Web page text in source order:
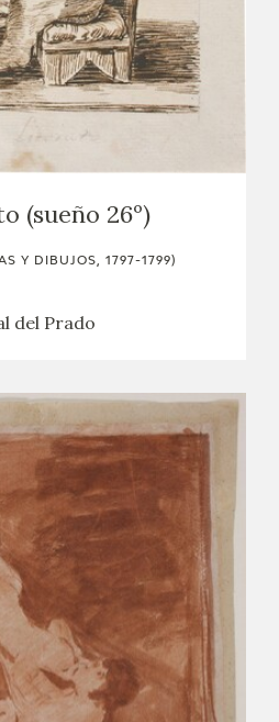
(sueño 26º)
Y DIBUJOS, 1797-1799)
del Prado